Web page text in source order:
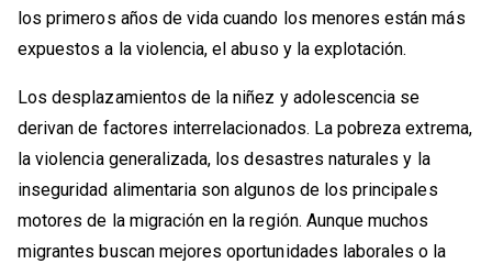
los primeros años de vida cuando los menores están más
expuestos a la violencia, el abuso y la explotación.
Los desplazamientos de la niñez y adolescencia se
derivan de factores interrelacionados. La pobreza extrema,
la violencia generalizada, los desastres naturales y la
inseguridad alimentaria son algunos de los principales
motores de la migración en la región. Aunque muchos
migrantes buscan mejores oportunidades laborales o la